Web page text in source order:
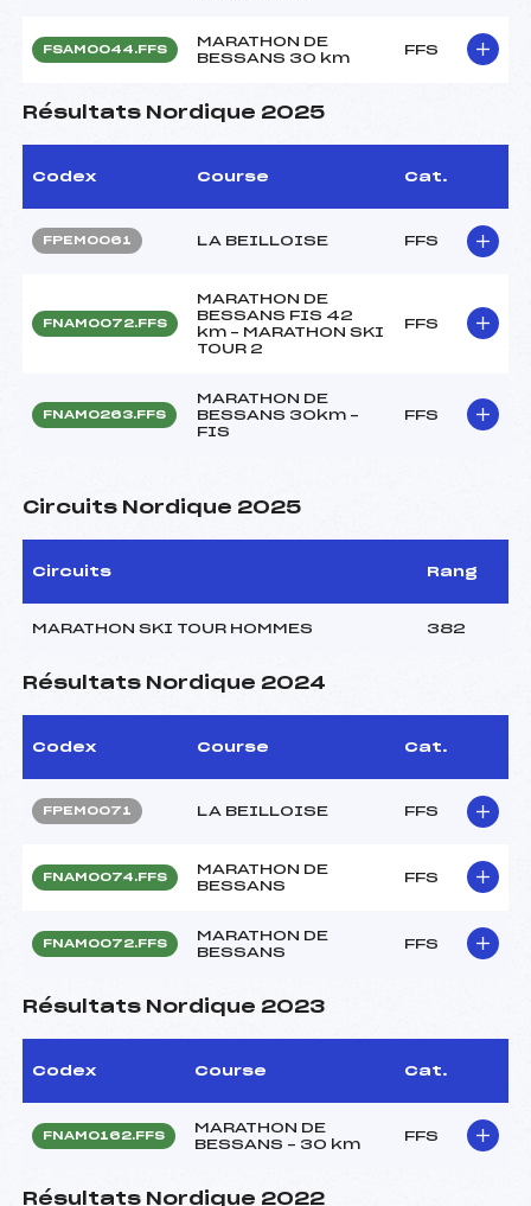
FSAM0044.FFS
MARATHON DE
BESSANS 30 km
FFS
Résultats Nordique 2025
Codex Course Cat.
FPEM0061 LA BEILLOISE FFS
FNAM0072.FFS
MARATHON DE
BESSANS FIS 42
km – MARATHON SKI
TOUR 2
FFS
FNAM0263.FFS
MARATHON DE
BESSANS 30km –
FIS
FFS
Circuits Nordique 2025
Circuits Rang
MARATHON SKI TOUR HOMMES 382
Résultats Nordique 2024
Codex Course Cat.
FPEM0071 LA BEILLOISE FFS
FNAM0074.FFS
MARATHON DE
BESSANS
FFS
FNAM0072.FFS
MARATHON DE
BESSANS
FFS
Résultats Nordique 2023
Codex Course Cat.
FNAM0162.FFS
MARATHON DE
BESSANS – 30 km
FFS
Résultats Nordique 2022